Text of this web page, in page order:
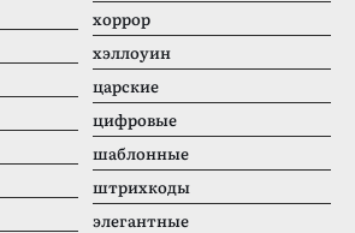
хоррор
хэллоуин
царские
цифровые
шаблонные
штрихкоды
элегантные